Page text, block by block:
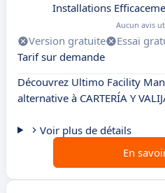
Installations
Aucun avis
Version gratuite Essai
Tarif sur demande
Découvrez Ultimo Facility
alternative à CARTERÍA Y
Voir plus de détails
En